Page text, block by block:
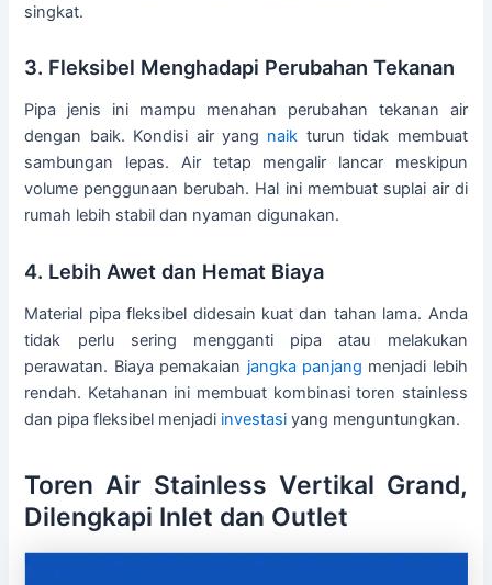
singkat.
3. Fleksibel Menghadapi Perubahan Tekanan
Pipa jenis ini mampu menahan perubahan tekanan air
dengan baik. Kondisi air yang naik turun tidak membuat
sambungan lepas. Air tetap mengalir lancar meskipun
volume penggunaan berubah. Hal ini membuat suplai air di
rumah lebih stabil dan nyaman digunakan.
4. Lebih Awet dan Hemat Biaya
Material pipa fleksibel didesain kuat dan tahan lama. Anda
tidak perlu sering mengganti pipa atau melakukan
perawatan. Biaya pemakaian jangka panjang menjadi lebih
rendah. Ketahanan ini membuat kombinasi toren stainless
dan pipa fleksibel menjadi investasi yang menguntungkan.
Toren Air Stainless Vertikal Grand,
Dilengkapi Inlet dan Outlet